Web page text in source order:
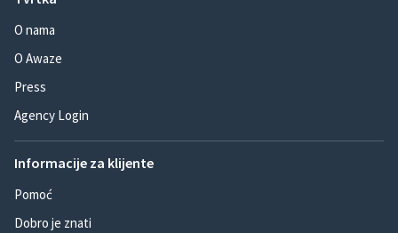
O nama
O Awaze
Press
Agency Login
Informacije za klijente
Pomoć
Dobro je znati